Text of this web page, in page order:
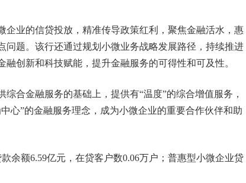
企业的信贷投放，精准传导政策红利，聚焦金融活水，惠
问题。该行还通过规划小微业务战略发展路径，持续推进
创新和科技赋能，提升金融服务的可得性和可及性。
合金融服务的基础上，提供有“温度”的综合增值服务，
心”的金融服务理念，成为小微企业的重要合作伙伴和助
余额6.59亿元，在贷客户数0.06万户；普惠型小微企业贷